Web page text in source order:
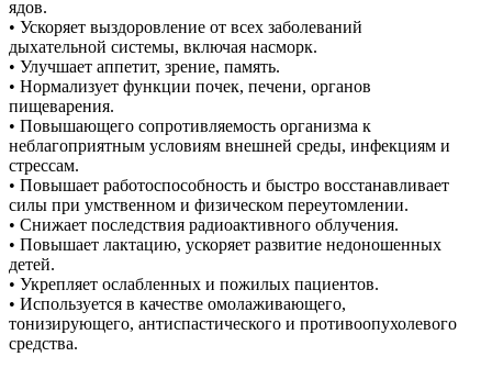
ядов.
• Ускоряет выздоровление от всех заболеваний
дыхательной системы, включая насморк.
• Улучшает аппетит, зрение, память.
• Нормализует функции почек, печени, органов
пищеварения.
• Повышающего сопротивляемость организма к
неблагоприятным условиям внешней среды, инфекциям и
стрессам.
• Повышает работоспособность и быстро восстанавливает
силы при умственном и физическом переутомлении.
• Снижает последствия радиоактивного облучения.
• Повышает лактацию, ускоряет развитие недоношенных
детей.
• Укрепляет ослабленных и пожилых пациентов.
• Используется в качестве омолаживающего,
тонизирующего, антиспастического и противоопухолевого
средства.